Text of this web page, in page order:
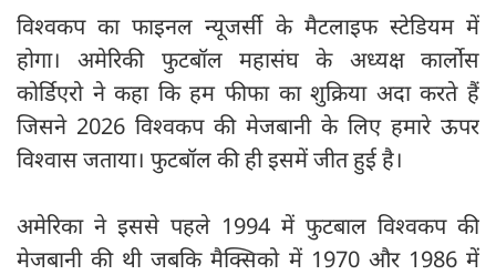
विश्वकप का फाइनल न्यूजर्सी के मैटलाइफ स्टेडियम में
होगा। अमेरिकी फुटबॉल महासंघ के अध्यक्ष कार्लोस
कोर्डिएरो ने कहा कि हम फीफा का शुक्रिया अदा करते हैं
जिसने 2026 विश्वकप की मेजबानी के लिए हमारे ऊपर
विश्वास जताया। फुटबॉल की ही इसमें जीत हुई है।
अमेरिका ने इससे पहले 1994 में फुटबाल विश्वकप की
मेजबानी की थी जबकि मैक्सिको में 1970 और 1986 में